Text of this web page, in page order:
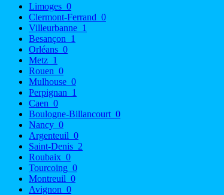
Limoges 0
Clermont-Ferrand 0
Villeurbanne 1
Besançon 1
Orléans 0
Metz 1
Rouen 0
Mulhouse 0
Perpignan 1
Caen 0
Boulogne-Billancourt 0
Nancy 0
Argenteuil 0
Saint-Denis 2
Roubaix 0
Tourcoing 0
Montreuil 0
Avignon 0